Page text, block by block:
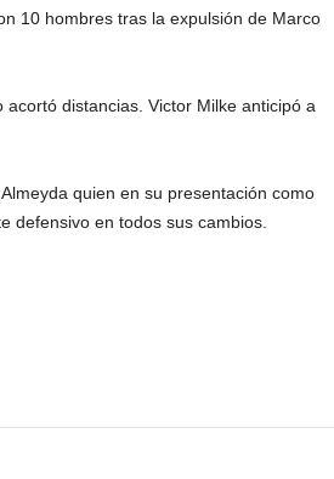
10 hombres tras la expulsión de Marco
distancias. Victor Milke anticipó a
quien en su presentación como
defensivo en todos sus cambios.